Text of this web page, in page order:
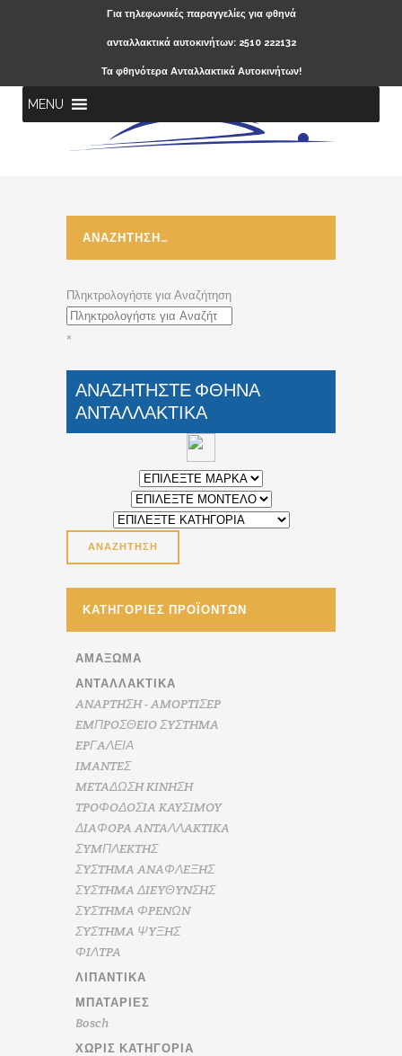
Για τηλεφωνικές παραγγελίες για φθηνά
ανταλλακτικά αυτοκινήτων: 2510 222132
Τα φθηνότερα Ανταλλακτικά Αυτοκινήτων!
MENU
ΑΝΑΖΗΤΗΣΗ…
Πληκτρολογήστε για Αναζήτηση
×
ΑΝΑΖΗΤΗΣΤΕ ΦΘΗΝΑ
ΑΝΤΑΛΛΑΚΤΙΚΑ
ΚΑΤΗΓΟΡΊΕΣ ΠΡΟΪΌΝΤΩΝ
ΑΜΆΞΩΜΑ
ΑΝΤΑΛΛΑΚΤΙΚΑ
ANAPTHΣH - AMOPTIΣEP
EMΠPOΣΘEIO ΣYΣTHMA
EPΓAΛΕΙΑ
IMANTEΣ
METAΔΩΣH KINHΣH
TPOΦOΔOΣIA KAYΣIMOY
ΔIAΦOPA ANTAΛΛAKTIKA
ΣYMΠΛEKTHΣ
ΣYΣTHMA ANAΦΛEΞHΣ
ΣYΣTHMA ΔIEYΘYNΣHΣ
ΣYΣTHMA ΦPENΩN
ΣYΣTHMA ΨYΞHΣ
ΦIΛTPA
ΛΙΠΑΝΤΙΚΆ
ΜΠΑΤΑΡΊΕΣ
Bosch
ΧΩΡΊΣ ΚΑΤΗΓΟΡΊΑ